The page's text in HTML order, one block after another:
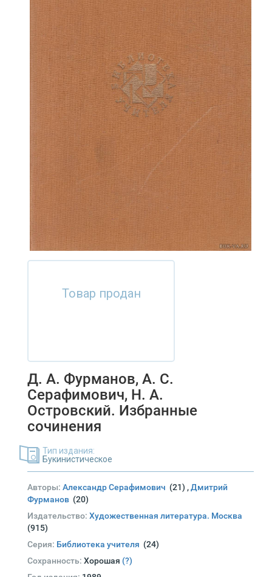
Товар продан
Д. А. Фурманов, А. С.
Серафимович, Н. А.
Островский. Избранные
сочинения
Тип издания:
Букинистическое
Авторы: Александр Серафимович (21) ,Дмитрий
Фурманов (20)
Издательство: Художественная литература. Москва
(915)
Серия: Библиотека учителя (24)
Сохранность: Хорошая (?)